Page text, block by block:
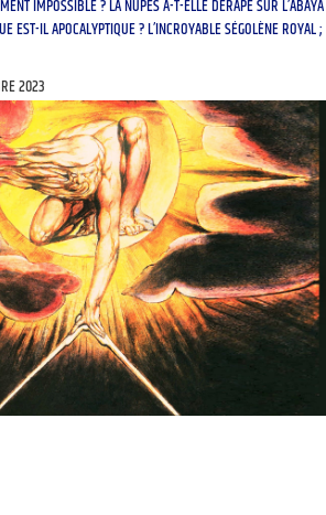
IMPOSSIBLE ? LA NUPES A-T-ELLE DÉRAPÉ SUR L’ABAYA
EST-IL APOCALYPTIQUE ? L’INCROYABLE SÉGOLÈNE ROYAL ;
2023